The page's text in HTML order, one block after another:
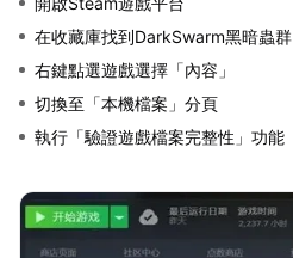
在收藏庫找到DarkSwarm黑暗蟲群
右鍵點選遊戲選擇「內容」
切換至「本機檔案」分頁
執行「驗證遊戲檔案完整性」功能